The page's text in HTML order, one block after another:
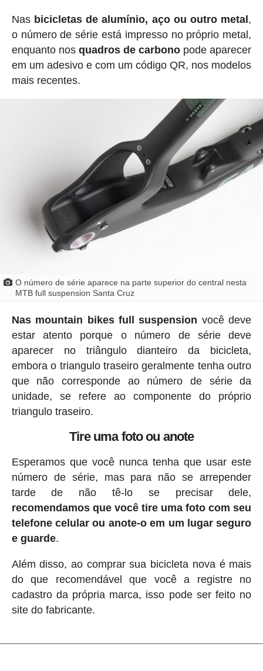
Nas bicicletas de alumínio, aço ou outro metal,
o número de série está impresso no próprio metal,
enquanto nos quadros de carbono pode aparecer
em um adesivo e com um código QR, nos modelos
mais recentes.
O número de série aparece na parte superior do central nesta
MTB full suspension Santa Cruz
Nas mountain bikes full suspension você deve
estar atento porque o número de série deve
aparecer no triângulo dianteiro da bicicleta,
embora o triangulo traseiro geralmente tenha outro
que não corresponde ao número de série da
unidade, se refere ao componente do próprio
triangulo traseiro.
Tire uma foto ou anote
Esperamos que você nunca tenha que usar este
número de série, mas para não se arrepender
tarde de não tê-lo se precisar dele,
recomendamos que você tire uma foto com seu
telefone celular ou anote-o em um lugar seguro
e guarde.
Além disso, ao comprar sua bicicleta nova é mais
do que recomendável que você a registre no
cadastro da própria marca, isso pode ser feito no
site do fabricante.